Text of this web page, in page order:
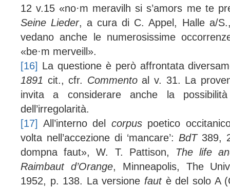
12 v.15 «no·m meravilh si s’amors me te
Seine Lieder, a cura di C. Appel, Halle a/
vedano anche le numerosissime
«be·m merveill».
[16] La questione è però affrontata
1891 cit., cfr. Commentoal v. 31. La
invita a considerare anche la possibilità
dell’irregolarità.
[17] All’interno del corpus poetico
volta nell’accezione di ‘mancare’: BdT389,
dompna faut», W. T. Pattison, The life
Raimbaut d’Orange, Minneapolis, The
1952, p. 138. La versione fautè del solo A